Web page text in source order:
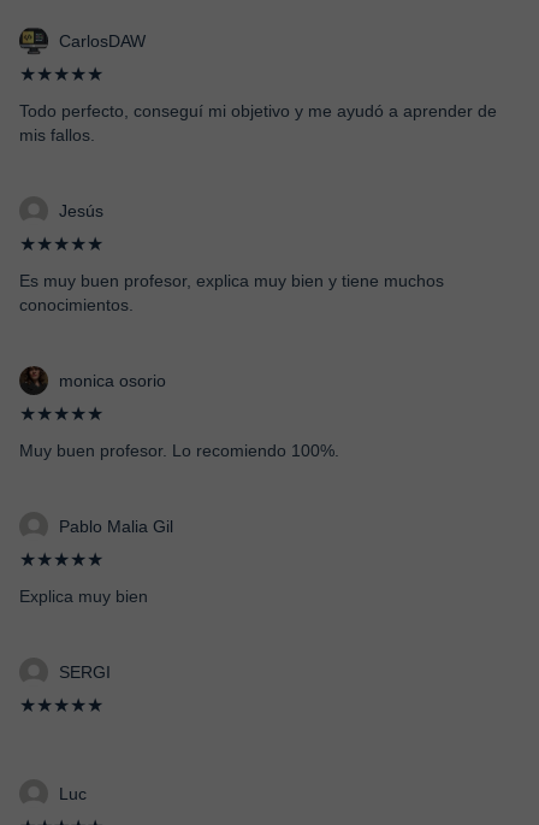
CarlosDAW
★★★★★
Todo perfecto, conseguí mi objetivo y me ayudó a aprender de
mis fallos.
Jesús
★★★★★
Es muy buen profesor, explica muy bien y tiene muchos
conocimientos.
monica osorio
★★★★★
Muy buen profesor. Lo recomiendo 100%.
Pablo Malia Gil
★★★★★
Explica muy bien
SERGI
★★★★★
Luc